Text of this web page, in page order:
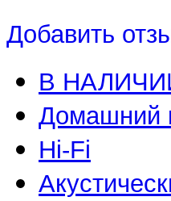
Добавить
В
Домашний
Hi-Fi